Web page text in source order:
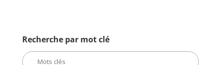
Recherche par mot clé